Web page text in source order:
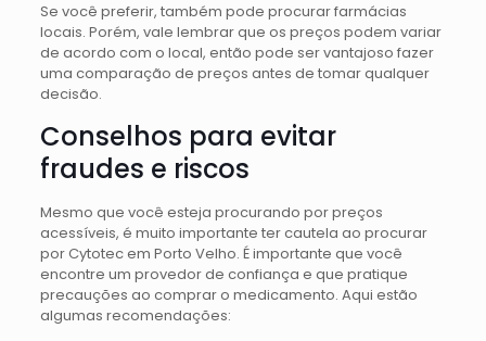
Se você preferir, também pode procurar farmácias
locais. Porém, vale lembrar que os preços podem variar
de acordo com o local, então pode ser vantajoso fazer
uma comparação de preços antes de tomar qualquer
decisão.
Conselhos para evitar
fraudes e riscos
Mesmo que você esteja procurando por preços
acessíveis, é muito importante ter cautela ao procurar
por Cytotec em Porto Velho. É importante que você
encontre um provedor de confiança e que pratique
precauções ao comprar o medicamento. Aqui estão
algumas recomendações: